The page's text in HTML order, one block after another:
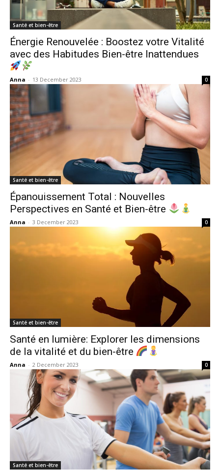
Santé et bien-être
Énergie Renouvelée : Boostez votre Vitalité
avec des Habitudes Bien-être Inattendues
Anna - 13 December 2023 0
Santé et bien-être
Épanouissement Total : Nouvelles
Perspectives en Santé et Bien-être
Anna - 3 December 2023 0
Santé et bien-être
Santé en lumière: Explorer les dimensions
de la vitalité et du bien-être
Anna - 2 December 2023 0
Santé et bien-être